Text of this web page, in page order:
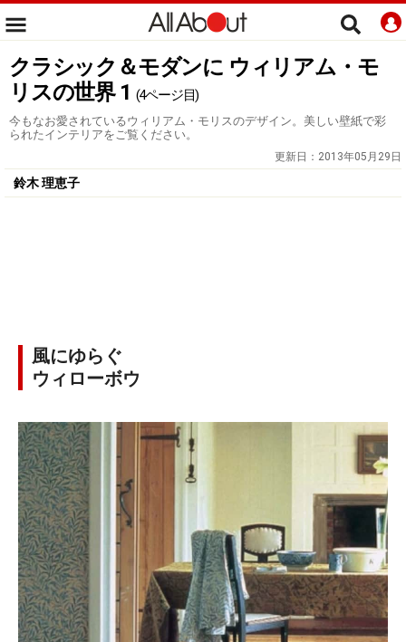
クラシック＆モダンに ウィリアム・モ
リスの世界 1 (4ページ目)
今もなお愛されているウィリアム・モリスのデザイン。美しい壁紙で彩
られたインテリアをご覧ください。
更新日： 2013年05月29日
鈴木 理恵子
風にゆらぐ
ウィローボウ